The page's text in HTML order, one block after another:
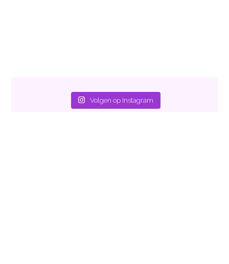
Volgen op Instagram